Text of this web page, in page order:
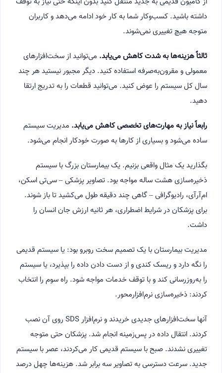
داشته باشید. کسب‌وکار شما به کار خود ادامه می‌دهد و کاربران
متوجه هیچ تغییری نمی‌شوند.
ثالثاً هزینه‌ها به شدت کاهش می‌یابد. می‌توانید از سخت‌افزارهای
معمولی و مقرون‌به‌صرفه استفاده کنید. دیگر مجبور نیستید هر چند
سال کل سیستم را عوض کنید. می‌توانید قطعات را به تدریج ارتقا
دهید.
رابعاً نیاز به مهارت‌های تخصصی کاهش می‌یابد. مدیریت سیستم
ساده می‌شود و بسیاری از کارها به صورت خودکار انجام می‌شود.
بگذارید یک مثال واقعی بزنیم. یک بیمارستان بزرگ با سیستم
ذخیره‌سازی هشت ساله مواجه بود. تصاویر پزشکی – سی‌تی اسکن،
ام‌آرآی، رادیوگرافی – گاهی چند دقیقه طول می‌کشید تا باز شوند.
برای پزشکان در شرایط اضطراری، هر ثانیه ارزش جان انسان را
داشت.
مدیریت بیمارستان با یک تصمیم سخت روبرو بود: یا سیستم قدیمی
را نگه دارد و ریسک کندی و از دست دادن داده را بپذیرد، یا سیستم
را به‌روزرسانی کند و با توقف خدمات مواجه شود. راه سوم را انتخاب
کردند: ذخیره‌سازی نرم‌افزارمحور.
آنها سخت‌افزارهای جدیدی خریدند و نرم‌افزار SDS روی آن نصب
کردند. انتقال داده در پس‌زمینه انجام شد. پزشکان حتی متوجه
تغییری نشدند. صبح با سیستم قدیمی کار می‌کردند، عصر با سیستم
جدید. سرعت دسترسی به تصاویر سه برابر شد. هزینه‌ها چهل درصد